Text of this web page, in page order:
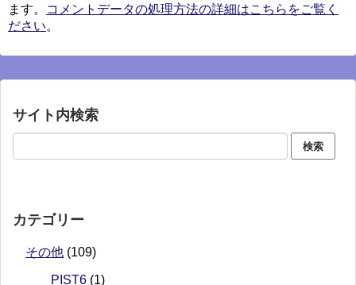
ます。
コメントデータの処理方法の詳細はこちらをご覧く
ださい。
サイト内検索
カテゴリー
その他 (109)
PIST6 (1)